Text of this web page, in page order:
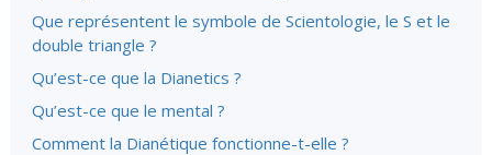
Que représentent le symbole de Scientologie, le S et le
double triangle ?
Qu’est-ce que la Dianetics ?
Qu’est-ce que le mental ?
Comment la Dianétique fonctionne-t-elle ?